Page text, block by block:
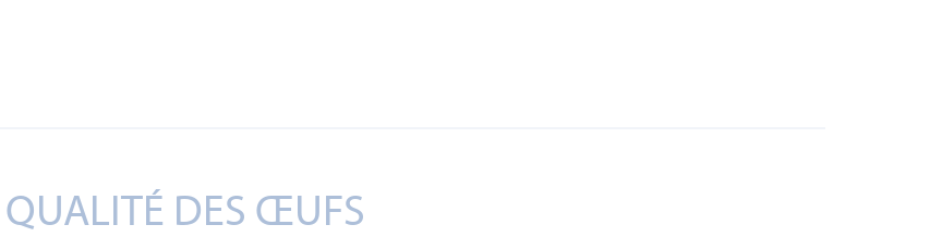
QUALITÉ DES ŒUFS